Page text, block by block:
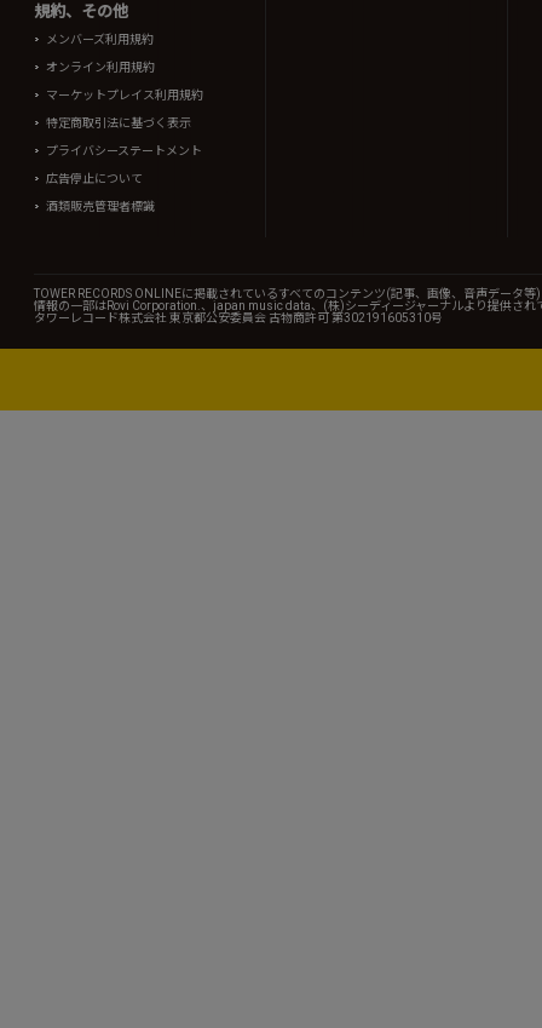
規約、その他
メンバーズ利用規約
オンライン利用規約
マーケットプレイス利用規約
特定商取引法に基づく表示
プライバシーステートメント
広告停止について
酒類販売管理者標識
TOWER RECORDS ONLINEに掲載されているすべてのコンテンツ(記事、画像、音声データ
情報の一部はRovi Corporation.、japan music data、(株)シーディージャーナルより提供され
タワーレコード株式会社 東京都公安委員会 古物商許可 第302191605310号